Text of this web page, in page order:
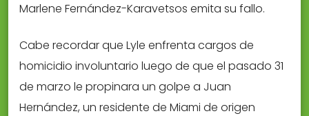
Marlene Fernández-Karavetsos emita su fallo.
Cabe recordar que Lyle enfrenta cargos de
homicidio involuntario luego de que el pasado 31
de marzo le propinara un golpe a Juan
Hernández, un residente de Miami de origen